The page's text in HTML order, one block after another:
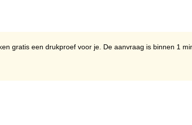
en voeg jouw eigen creatieve flair toe aan je
werkdagen, is het bestellen van jouw
en stuur ons jouw unieke borduurpatroon. Wij
van anderen voor inspiratie en ontdek hoe je met
Of je nu een verjaardagscadeau zoekt of
van x 42 cm, zijn onze tote bags groot genoeg om al
jouw pakketje veilig en milieubewust wordt verstuurd. Of
gratis een drukproef voor je. De aanvraag is binnen 1